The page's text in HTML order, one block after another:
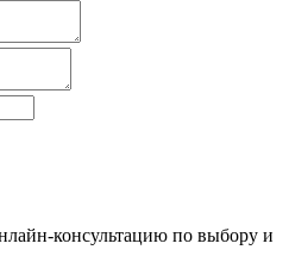
консультацию по выбору и